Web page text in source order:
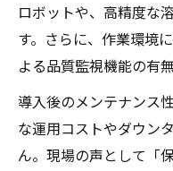
ロボットや、高精度な
す。さらに、作業環境
よる品質監視機能の有
導入後のメンテナンス
な運用コストやダウン
ん。現場の声として「